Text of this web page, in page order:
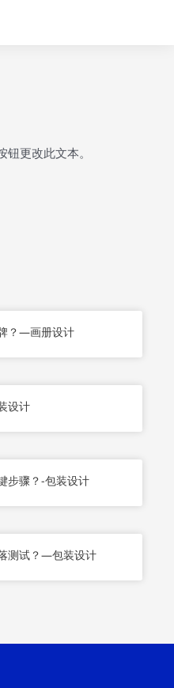
钮更改此文本。
？—画册设计
设计
步骤？-包装设计
测试？—包装设计